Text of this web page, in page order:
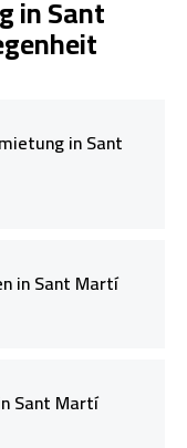
in Sant
in Sant
in Sant Martí
Sant Martí